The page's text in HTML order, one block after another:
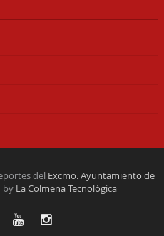
del Excmo. Ayuntamiento de
by La Colmena Tecnológica